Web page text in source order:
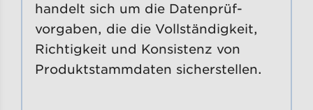
handelt sich um die Datenprüf-
vorgaben, die die Vollständigkeit,
Richtigkeit und Konsistenz von
Produktstammdaten sicherstellen.